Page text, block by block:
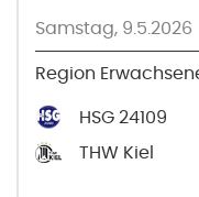
Samstag, 9.5.2026
Region
HSG 24109
THW Kiel